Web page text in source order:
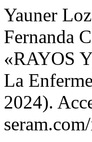
Yauner
Fernanda
«RAYOS
La
2024).